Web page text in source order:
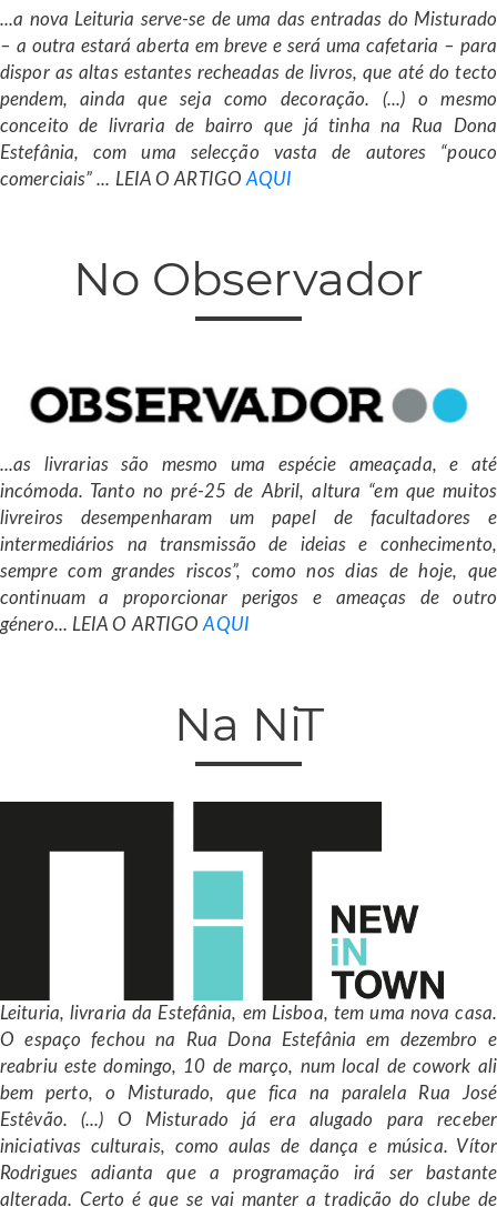
...a nova Leituria serve-se de uma das entradas do Misturado
– a outra estará aberta em breve e será uma cafetaria – para
dispor as altas estantes recheadas de livros, que até do tecto
pendem, ainda que seja como decoração. (...) o mesmo
conceito de livraria de bairro que já tinha na Rua Dona
Estefânia, com uma selecção vasta de autores “pouco
comerciais” ... LEIA O ARTIGOAQUI
No Observador
...as livrarias são mesmo uma espécie ameaçada, e até
incómoda. Tanto no pré-25 de Abril, altura “em que muitos
livreiros desempenharam um papel de facultadores e
intermediários na transmissão de ideias e conhecimento,
sempre com grandes riscos”, como nos dias de hoje, que
continuam a proporcionar perigos e ameaças de outro
género... LEIA O ARTIGOAQUI
Na NiT
Leituria, livraria da Estefânia, em Lisboa, tem uma nova casa.
O espaço fechou na Rua Dona Estefânia em dezembro e
reabriu este domingo, 10 de março, num local de cowork ali
bem perto, o Misturado, que fica na paralela Rua José
Estêvão. (...) O Misturado já era alugado para receber
iniciativas culturais, como aulas de dança e música. Vítor
Rodrigues adianta que a programação irá ser bastante
alterada. Certo é que se vai manter a tradição do clube de